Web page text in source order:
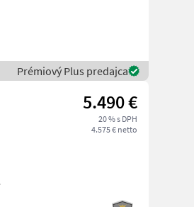
Prémiový Plus predajca
5.490 €
20 % s DPH
4.575 € netto